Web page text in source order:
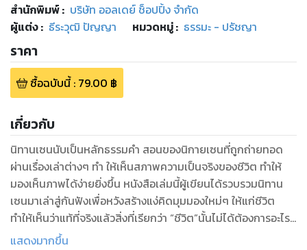
สำนักพิมพ์: บริษัท ออลเดย์ ช็อปปิ้ง จำกัด
ผู้แต่ง : ธีระวุฒิ ปัญญา หมวดหมู่: ธรรมะ - ปรัชญา
ราคา
ซื้อฉบับนี้: 79.00 ฿
เกี่ยวกับ
นิทานเซนนับเป็นหลักธรรมคำ สอนของนิกายเซนที่ถูกถ่ายทอด
ผ่านเรื่องเล่าต่างๆ ทำ ให้เห็นสภาพความเป็นจริงของชีวิต ทำให้
มองเห็นภาพได้ง่ายยิ่งขึ้น หนังสือเล่มนี้ผู้เขียนได้รวบรวมนิทาน
เซนมาเล่าสู่กันฟังเพื่อหวังสร้างแง่คิดมุมมองใหม่ๆ ให้แก่ชีวิต
ทำให้เห็นว่าแท้ที่จริงแล้วสิ่งที่เรียกว่า “ชีวิต”นั้นไม่ได้ต้องการอะไร
มากมายอย่างที่หลายๆ คนคิดกัน
แสดงมากขึ้น